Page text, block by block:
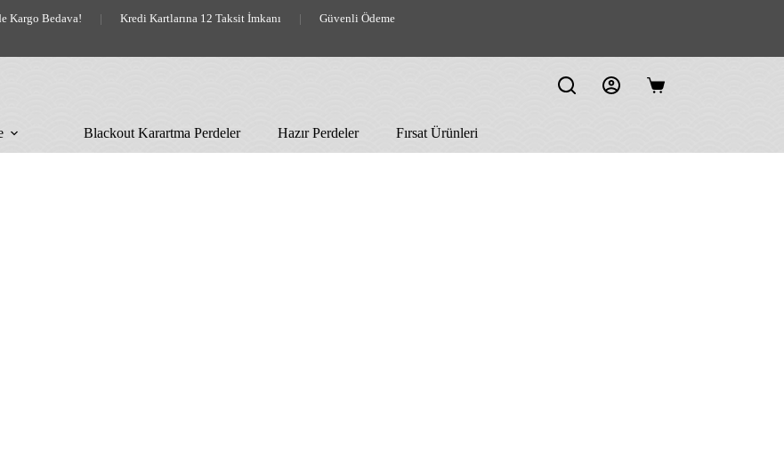
Kargo Bedava! | Kredi Kartlarına 12 Taksit İmkanı | Güvenli Ödeme
Shopping
Blackout Karartma Perdeler Hazır Perdeler Fırsat Ürünleri